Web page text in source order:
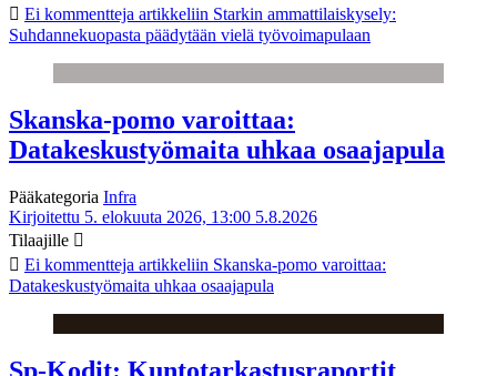
Ei kommentteja artikkeliin Starkin ammattilaiskysely:
Suhdannekuopasta päädytään vielä työvoimapulaan
Skanska-pomo varoittaa:
Datakeskustyömaita uhkaa osaajapula
Pääkategoria Infra
Kirjoitettu 5. elokuuta 2026, 13:00 5.8.2026
Tilaajille
Ei kommentteja artikkeliin Skanska-pomo varoittaa:
Datakeskustyömaita uhkaa osaajapula
Sp-Kodit: Kuntotarkastusraportit